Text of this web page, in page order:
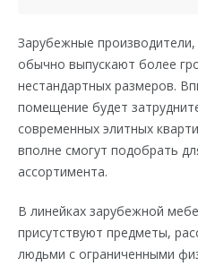
Зарубежные
обычно выпускают более
нестандартных размеров.
помещение будет
современных элитных
вполне смогут подобрать
ассортимента.
В линейках зарубежной
присутствуют предметы,
людьми с ограниченными